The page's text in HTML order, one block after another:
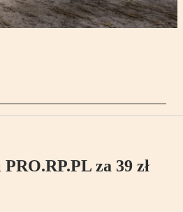
za 39 zł